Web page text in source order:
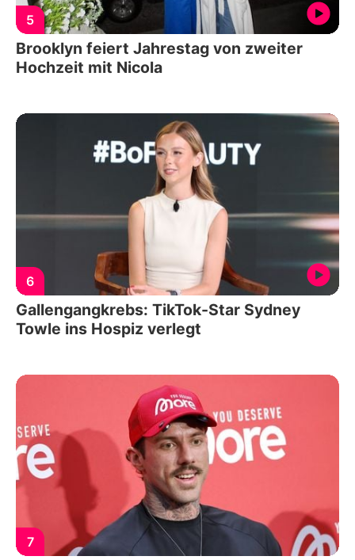
5
Brooklyn feiert Jahrestag von zweiter
Hochzeit mit Nicola
6
Gallengangkrebs: TikTok-Star Sydney
Towle ins Hospiz verlegt
7